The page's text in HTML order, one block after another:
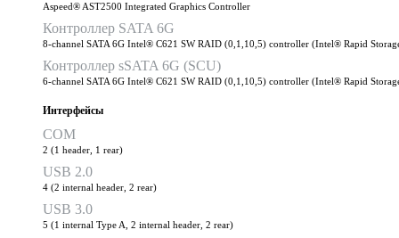
Aspeed® AST2500 Integrated Graphics Controller
Контроллер SATA 6G
8-channel SATA 6G Intel® C621 SW RAID (0,1,10,5) controller (Intel® Rapid
Контроллер sSATA 6G (SCU)
6-channel SATA 6G Intel® C621 SW RAID (0,1,10,5) controller (Intel® Rapid
Интерфейсы
COM
2 (1 header, 1 rear)
USB 2.0
4 (2 internal header, 2 rear)
USB 3.0
5 (1 internal Type A, 2 internal header, 2 rear)